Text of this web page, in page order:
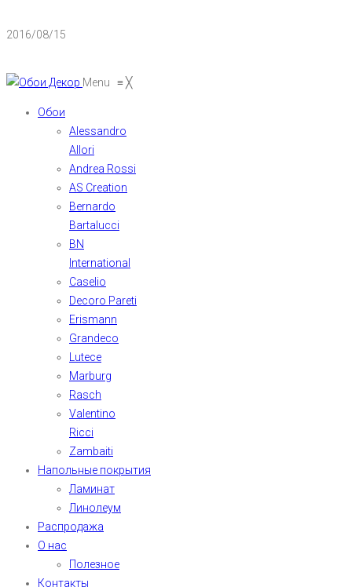
2016/08/15
Menu ≡╳
Обои
Alessandro
Allori
Andrea Rossi
AS Creation
Bernardo
Bartalucci
BN
International
Caselio
Decoro Pareti
Erismann
Grandeco
Lutece
Marburg
Rasch
Valentino
Ricci
Zambaiti
Напольные покрытия
Ламинат
Линолеум
Распродажа
О нас
Полезное
Контакты